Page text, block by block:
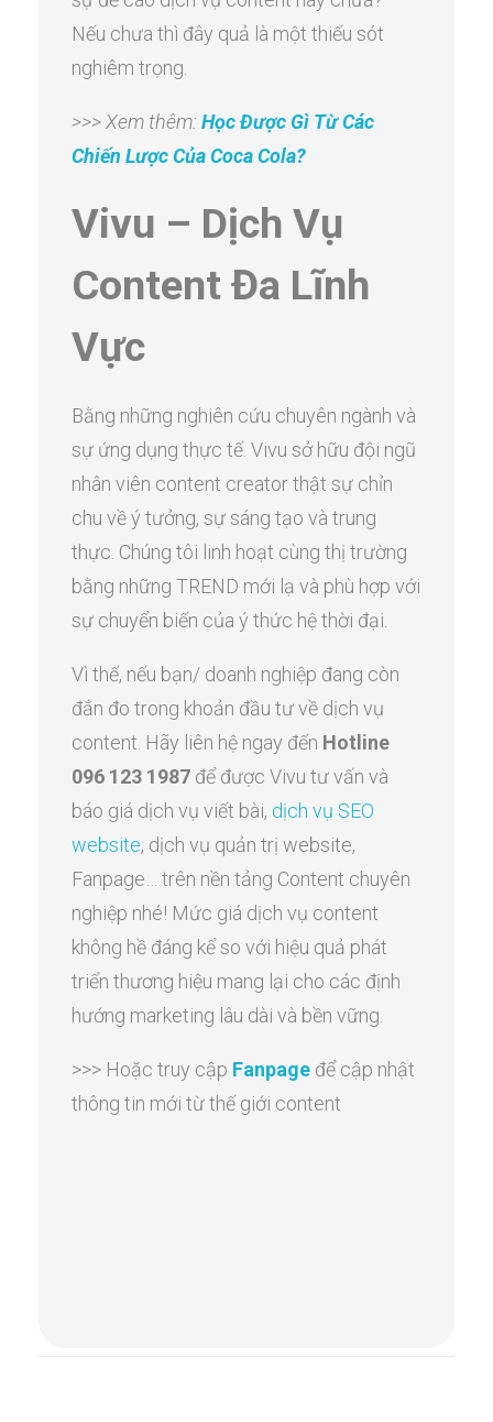
Nếu chưa thì đây quả là một thiếu sót
nghiêm trọng.
>>> Xem thêm:Học Được Gì Từ Các
Chiến Lược Của Coca Cola?
Vivu – Dịch Vụ
Content Đa Lĩnh
Vực
Bằng những nghiên cứu chuyên ngành và
sự ứng dụng thực tế. Vivu sở hữu đội ngũ
nhân viên content creator thật sự chỉn
chu về ý tưởng, sự sáng tạo và trung
thực. Chúng tôi linh hoạt cùng thị trường
bằng những TREND mới lạ và phù hợp với
sự chuyển biến của ý thức hệ thời đại.
Vì thế, nếu bạn/ doanh nghiệp đang còn
đắn đo trong khoản đầu tư về dịch vụ
content. Hãy liên hệ ngay đến Hotline
096 123 1987 để được Vivu tư vấn và
báo giá dịch vụ viết bài, dịch vụ SEO
website, dịch vụ quản trị website,
Fanpage… trên nền tảng Content chuyên
nghiệp nhé! Mức giá dịch vụ content
không hề đáng kể so với hiệu quả phát
triển thương hiệu mang lại cho các định
hướng marketing lâu dài và bền vững.
>>> Hoặc truy cập Fanpage để cập nhật
thông tin mới từ thế giới content